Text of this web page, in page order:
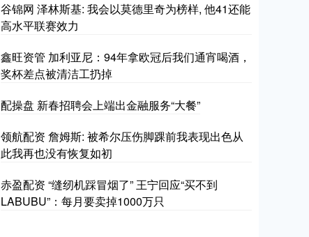
谷锦网 泽林斯基: 我会以莫德里奇为榜样, 他41还能
高水平联赛效力
鑫旺资管 加利亚尼：94年拿欧冠后我们通宵喝酒，
奖杯差点被清洁工扔掉
配操盘 新春招聘会上端出金融服务“大餐”
领航配资 詹姆斯: 被希尔压伤脚踝前我表现出色从
此我再也没有恢复如初
赤盈配资 “缝纫机踩冒烟了” 王宁回应“买不到
LABUBU”：每月要卖掉1000万只